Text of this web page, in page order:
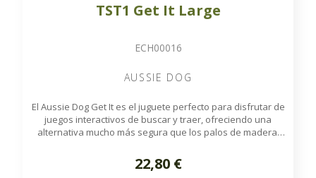
TST1 Get It Large
ECH00016
AUSSIE DOG
El Aussie Dog Get It es el juguete perfecto para disfrutar de
juegos interactivos de buscar y traer, ofreciendo una
alternativa mucho más segura que los palos de madera,
las encías de su perro. Fabricado con manguera contra
incendios de alta resistencia, el Get It flota en el agua, es
22,80 €